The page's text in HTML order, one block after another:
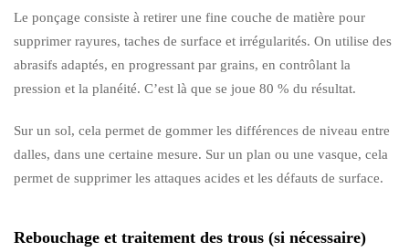
Le ponçage consiste à retirer une fine couche de matière pour
supprimer rayures, taches de surface et irrégularités. On utilise des
abrasifs adaptés, en progressant par grains, en contrôlant la
pression et la planéité. C’est là que se joue 80 % du résultat.
Sur un sol, cela permet de gommer les différences de niveau entre
dalles, dans une certaine mesure. Sur un plan ou une vasque, cela
permet de supprimer les attaques acides et les défauts de surface.
Rebouchage et traitement des trous (si nécessaire)